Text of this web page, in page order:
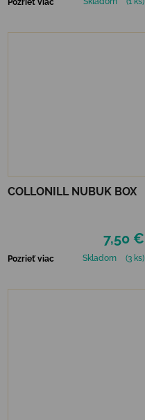
Pozrieť viac
COLLONILL NUBUK BOX
7,50 €
Pozrieť viac Skladom (3 ks)